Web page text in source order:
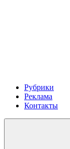
Рубрики
Реклама
Контакты